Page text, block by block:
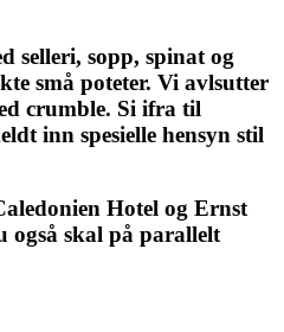
selleri, sopp, spinat og
små poteter. Vi avlsutter
crumble. Si ifra til
inn spesielle hensyn stil
Hotel og Ernst
også skal på parallelt